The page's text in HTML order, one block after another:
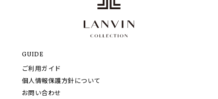
GUIDE
ご利用ガイド
個人情報保護方針について
お問い合わせ